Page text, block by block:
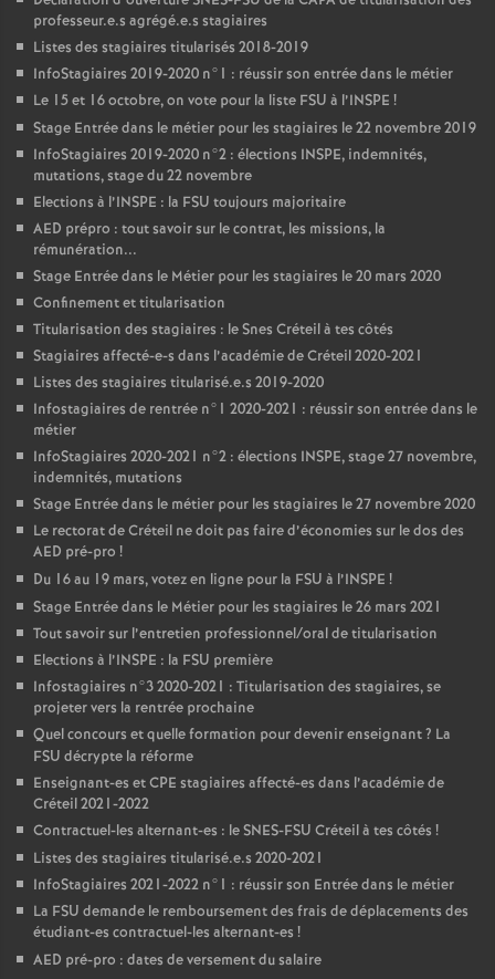
professeur.e.s agrégé.e.s stagiaires
Listes des stagiaires titularisés 2018-2019
InfoStagiaires 2019-2020 n°1 : réussir son entrée dans le métier
Le 15 et 16 octobre, on vote pour la liste FSU à l’INSPE !
Stage Entrée dans le métier pour les stagiaires le 22 novembre 2019
InfoStagiaires 2019-2020 n°2 : élections INSPE, indemnités,
mutations, stage du 22 novembre
Elections à l’INSPE : la FSU toujours majoritaire
AED prépro : tout savoir sur le contrat, les missions, la
rémunération...
Stage Entrée dans le Métier pour les stagiaires le 20 mars 2020
Confinement et titularisation
Titularisation des stagiaires : le Snes Créteil à tes côtés
Stagiaires affecté-e-s dans l’académie de Créteil 2020-2021
Listes des stagiaires titularisé.e.s 2019-2020
Infostagiaires de rentrée n°1 2020-2021 : réussir son entrée dans le
métier
InfoStagiaires 2020-2021 n°2 : élections INSPE, stage 27 novembre,
indemnités, mutations
Stage Entrée dans le métier pour les stagiaires le 27 novembre 2020
Le rectorat de Créteil ne doit pas faire d’économies sur le dos des
AED pré-pro !
Du 16 au 19 mars, votez en ligne pour la FSU à l’INSPE !
Stage Entrée dans le Métier pour les stagiaires le 26 mars 2021
Tout savoir sur l’entretien professionnel/oral de titularisation
Elections à l’INSPE : la FSU première
Infostagiaires n°3 2020-2021 : Titularisation des stagiaires, se
projeter vers la rentrée prochaine
Quel concours et quelle formation pour devenir enseignant? La
FSU décrypte la réforme
Enseignant-es etCPE stagiaires affecté-es dans l’académie de
Créteil 2021-2022
Contractuel-les alternant-es : leSNES-FSU Créteil à tes côtés !
Listes des stagiaires titularisé.e.s 2020-2021
InfoStagiaires 2021-2022 n°1 : réussir son Entrée dans le métier
La FSU demande le remboursement des frais de déplacements des
étudiant-es contractuel-les alternant-es !
AED pré-pro : dates de versement du salaire